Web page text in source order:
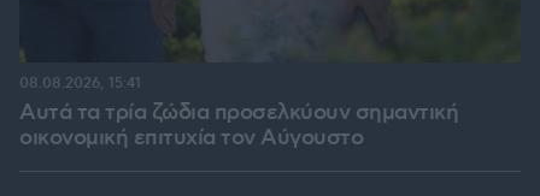
Αυτά τα τρία ζώδια προσελκύουν σημαντική
οικονομική επιτυχία τον Αύγουστο
08.08.2026, 15:41